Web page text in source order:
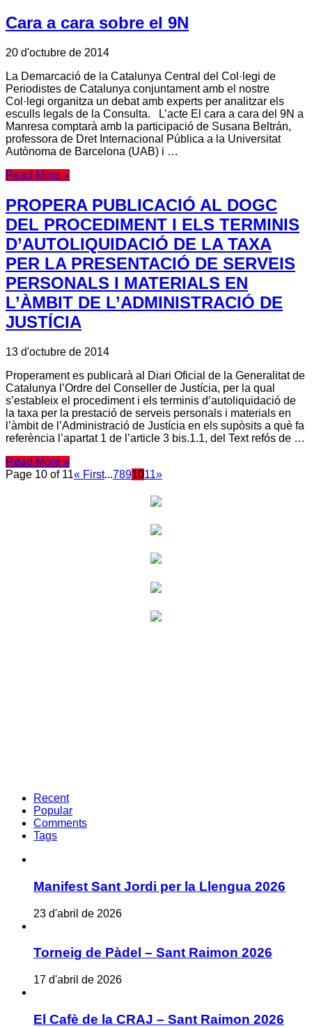
Cara a cara sobre el 9N
20 d'octubre de 2014
La Demarcació de la Catalunya Central del Col·legi de
Periodistes de Catalunya conjuntament amb el nostre
Col·legi organitza un debat amb experts per analitzar els
esculls legals de la Consulta. L’acte El cara a cara del 9N a
Manresa comptarà amb la participació de Susana Beltrán,
professora de Dret Internacional Pública a la Universitat
Autònoma de Barcelona (UAB) i …
Read More »
PROPERA PUBLICACIÓ AL DOGC
DEL PROCEDIMENT I ELS TERMINIS
D’AUTOLIQUIDACIÓ DE LA TAXA
PER LA PRESENTACIÓ DE SERVEIS
PERSONALS I MATERIALS EN
L’ÀMBIT DE L’ADMINISTRACIÓ DE
JUSTÍCIA
13 d'octubre de 2014
Properament es publicarà al Diari Oficial de la Generalitat de
Catalunya l’Ordre del Conseller de Justícia, per la qual
s’estableix el procediment i els terminis d’autoliquidació de
la taxa per la prestació de serveis personals i materials en
l’àmbit de l’Administració de Justícia en els supòsits a què fa
referència l’apartat 1 de l’article 3 bis.1.1, del Text refós de …
Read More »
Page 10 of 11« First...7891011»
Recent
Popular
Comments
Tags
Manifest Sant Jordi per la Llengua 2026
23 d'abril de 2026
Torneig de Pàdel – Sant Raimon 2026
17 d'abril de 2026
El Cafè de la CRAJ – Sant Raimon 2026